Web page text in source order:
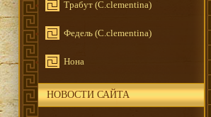
Трабут (C.clementina)
Федель (C.clementina)
Нона
НОВОСТИ САЙТА